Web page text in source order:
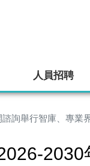
人員招聘
詢舉行智庫、專業
2030